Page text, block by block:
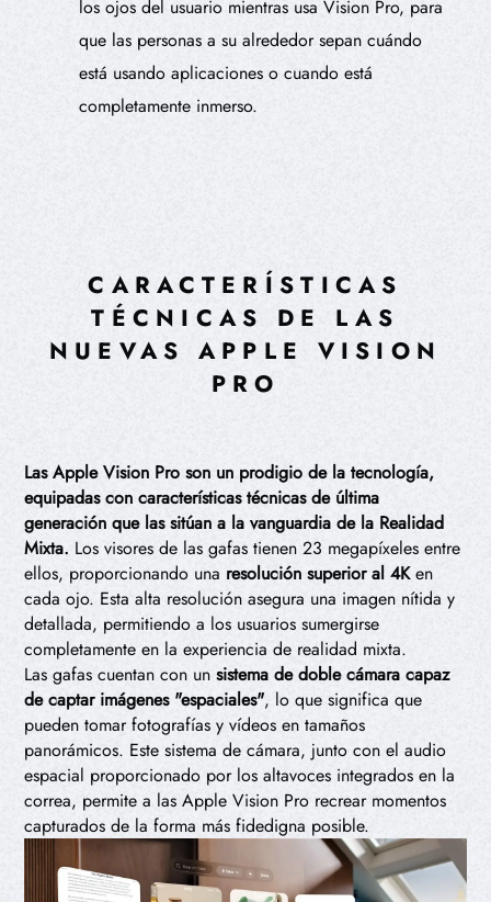
los ojos del usuario mientras usa Vision Pro, para
que las personas a su alrededor sepan cuándo
está usando aplicaciones o cuando está
completamente inmerso.
CARACTERÍSTICAS
TÉCNICAS DE LAS
NUEVAS APPLE VISION
PRO
Las Apple Vision Pro son un prodigio de la tecnología,
equipadas con características técnicas de última
generación que las sitúan a la vanguardia de la Realidad
Mixta. Los visores de las gafas tienen 23 megapíxeles entre
ellos, proporcionando una resolución superior al 4Ken
cada ojo. Esta alta resolución asegura una imagen nítida y
detallada, permitiendo a los usuarios sumergirse
completamente en la experiencia de realidad mixta.
Las gafas cuentan con unsistema de doble cámara capaz
de captar imágenes "espaciales", lo que significa que
pueden tomar fotografías y vídeos en tamaños
panorámicos. Este sistema de cámara, junto con el audio
espacial proporcionado por los altavoces integrados en la
correa, permite a las Apple Vision Pro recrear momentos
capturados de la forma más fidedigna posible.